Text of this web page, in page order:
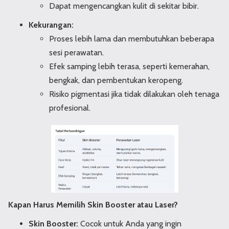
Dapat mengencangkan kulit di sekitar bibir.
Kekurangan:
Proses lebih lama dan membutuhkan beberapa
sesi perawatan.
Efek samping lebih terasa, seperti kemerahan,
bengkak, dan pembentukan keropeng.
Risiko pigmentasi jika tidak dilakukan oleh tenaga
profesional.
Kapan Harus Memilih Skin Booster atau Laser?
Skin Booster: Cocok untuk Anda yang ingin